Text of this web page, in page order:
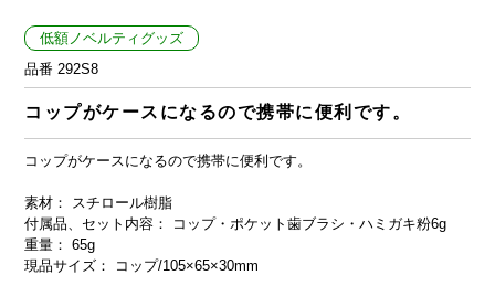
低額ノベルティグッズ
品番 292S8
コップがケースになるので携帯に便利です。
コップがケースになるので携帯に便利です。
素材： スチロール樹脂
付属品、セット内容： コップ・ポケット歯ブラシ・ハミガキ粉6g
重量： 65g
現品サイズ： コップ/105×65×30mm